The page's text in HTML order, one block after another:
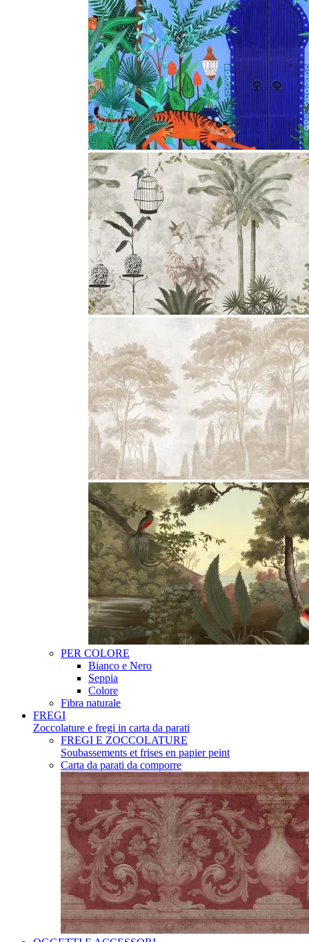
PER COLORE
Bianco e Nero
Seppia
Colore
Fibra naturale
FREGI
Zoccolature e fregi in carta da parati
FREGI E ZOCCOLATURE
Soubassements et frises en papier peint
Carta da parati da comporre